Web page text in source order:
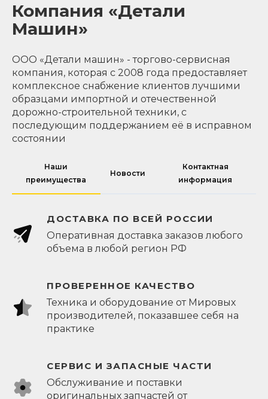
Компания «Детали
Машин»
ООО «Детали машин» - торгово-сервисная
компания, которая с 2008 года предоставляет
комплексное снабжение клиентов лучшими
образцами импортной и отечественной
дорожно-строительной техники, с
последующим поддержанием её в исправном
состоянии
Наши
преимущества
Новости
Контактная
информация
ДОСТАВКА ПО ВСЕЙ РОССИИ
Оперативная доставка заказов любого
объема в любой регион РФ
ПРОВЕРЕННОЕ КАЧЕСТВО
Техника и оборудование от Мировых
производителей, показавшее себя на
практике
СЕРВИС И ЗАПАСНЫЕ ЧАСТИ
Обслуживание и поставки
оригинальных запчастей от